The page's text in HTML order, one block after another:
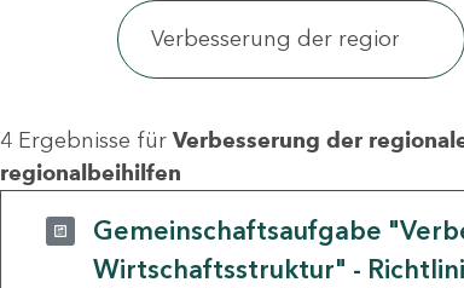
4 Ergebnisse für Verbesserung der
regionalbeihilfen
Gemeinschaftsaufgabe
Wirtschaftsstruktur" -